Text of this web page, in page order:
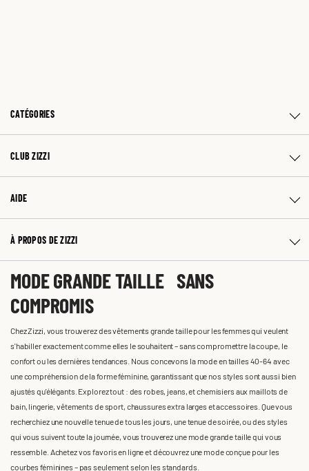
CATÉGORIES
CLUB ZIZZI
AIDE
À PROPOS DE ZIZZI
MODE GRANDE TAILLE SANS
COMPROMIS
Chez Zizzi, vous trouverez des vêtements grande taille pour les femmes qui veulent
s'habiller exactement comme elles le souhaitent – sans compromettre la coupe, le
confort ou les dernières tendances. Nous concevons la mode en tailles 40-64 avec
une compréhension de la forme féminine, garantissant que nos styles sont aussi bien
ajustés qu'élégants. Explorez tout : des robes, jeans, et chemisiers aux maillots de
bain, lingerie, vêtements de sport, chaussures extra larges et accessoires. Que vous
recherchiez une nouvelle tenue de tous les jours, une tenue de soirée, ou des styles
qui vous suivent toute la journée, vous trouverez une mode grande taille qui vous
ressemble. Achetez vos favoris en ligne et découvrez une mode conçue pour les
courbes féminines – pas seulement selon les standards.